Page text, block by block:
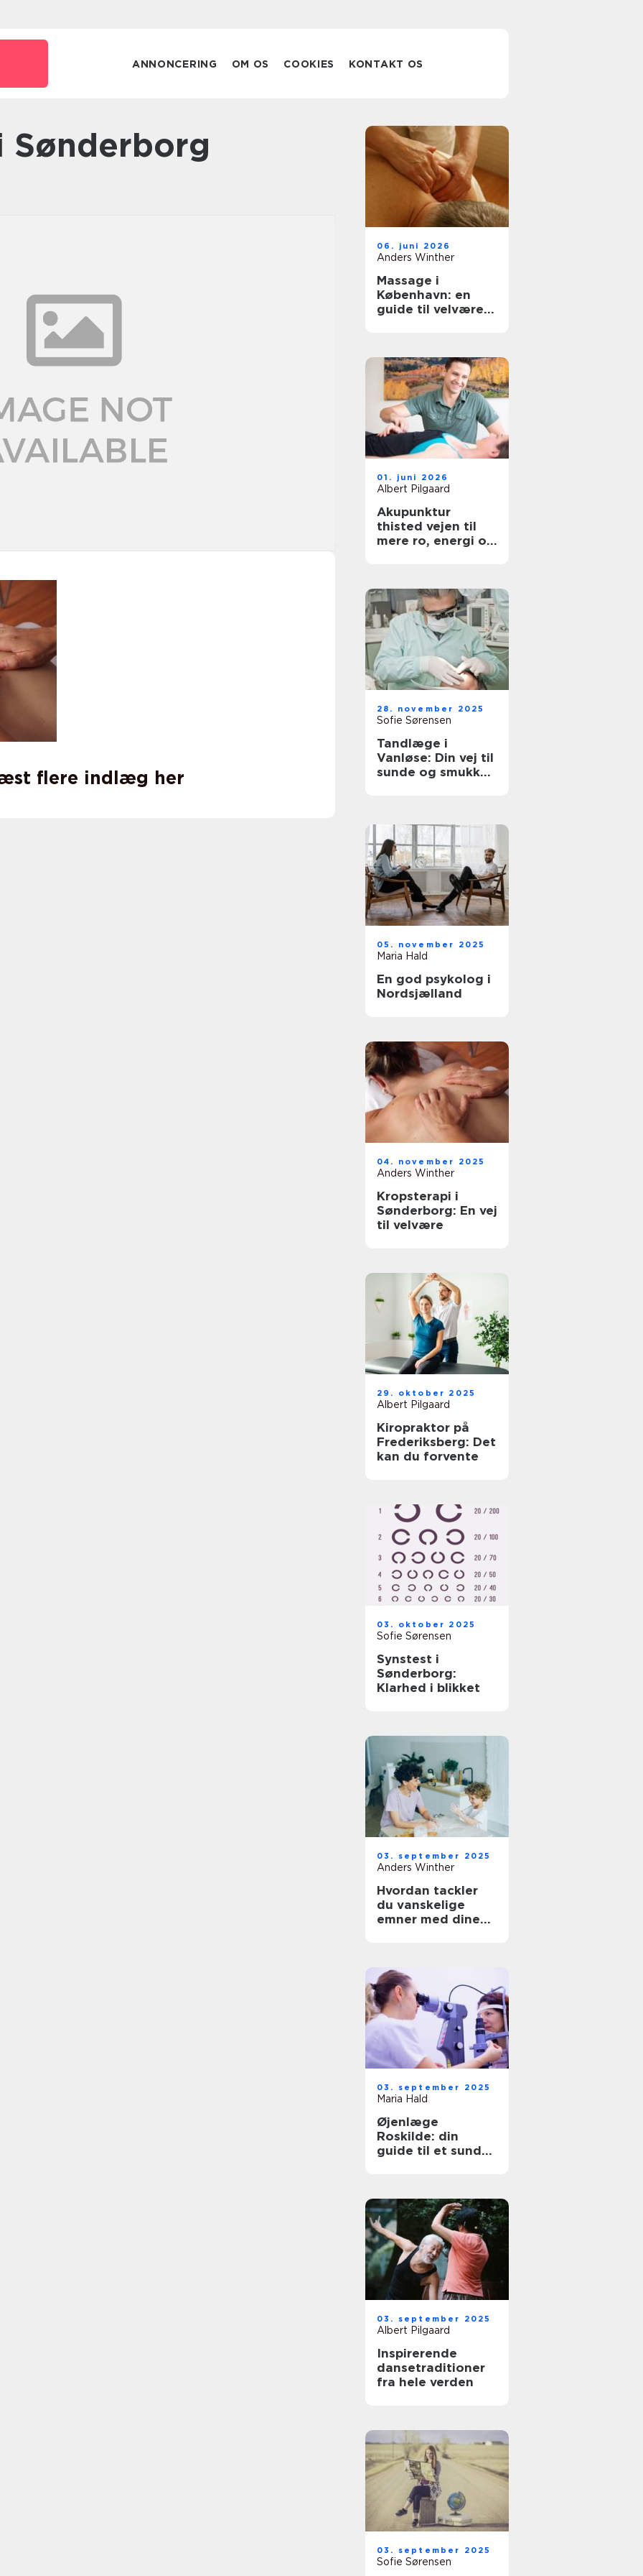
ANNONCERING OM OS COOKIES KONTAKT OS
Sønderborg
flere indlæg her
06. juni 2026
Anders Winther
Massage i
København: en
guide til velvære i
01. juni 2026
Albert Pilgaard
Akupunktur
thisted vejen til
mere ro, energi og
28. november 2025
Sofie Sørensen
Tandlæge i
Vanløse: Din vej til
sunde og smukke
05. november 2025
Maria Hald
En god psykolog i
Nordsjælland
04. november 2025
Anders Winther
Kropsterapi i
Sønderborg: En vej
til velvære
29. oktober 2025
Albert Pilgaard
Kiropraktor på
Frederiksberg: Det
kan du forvente
03. oktober 2025
Sofie Sørensen
Synstest i
Sønderborg:
Klarhed i blikket
03. september 2025
Anders Winther
Hvordan tackler
du vanskelige
emner med dine
03. september 2025
Maria Hald
Øjenlæge
Roskilde: din
guide til et sundt
03. september 2025
Albert Pilgaard
Inspirerende
dansetraditioner
fra hele verden
03. september 2025
Sofie Sørensen